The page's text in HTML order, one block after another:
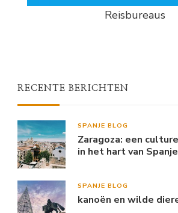
Reisbureaus
RECENTE BERICHTEN
SPANJE BLOG
Zaragoza: een
in het hart van Spanje
SPANJE BLOG
kanoën en wilde